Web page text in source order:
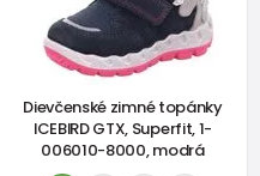
Dievčenské zimné topánky
ICEBIRD GTX, Superfit, 1-
006010-8000, modrá